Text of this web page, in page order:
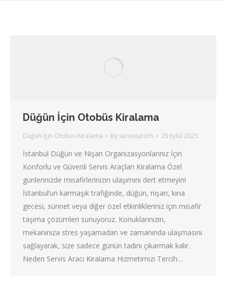
Düğün İçin Otobüs Kiralama
Düğün İçin Otobüs Kiralama By surenturizm 29 Eylül 2025
İstanbul Düğün ve Nişan Organizasyonlarınız İçin
Konforlu ve Güvenli Servis Araçları Kiralama Özel
günlerinizde misafirlerinizin ulaşımını dert etmeyin!
İstanbul‘un karmaşık trafiğinde, düğün, nişan, kına
gecesi, sünnet veya diğer özel etkinlikleriniz için misafir
taşıma çözümleri sunuyoruz. Konuklarınızın,
mekanınıza stres yaşamadan ve zamanında ulaşmasını
sağlayarak, size sadece günün tadını çıkarmak kalır.
Neden Servis Aracı Kiralama Hizmetimizi Tercih…